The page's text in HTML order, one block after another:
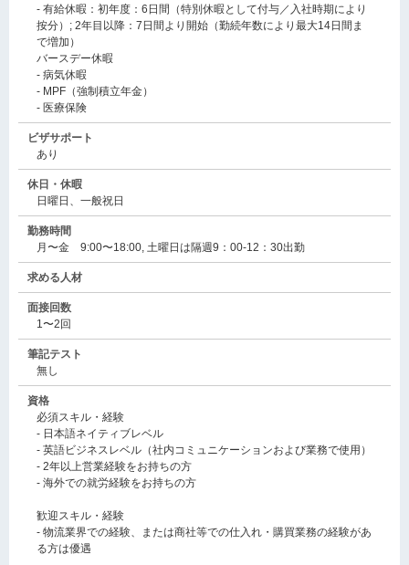
- 有給休暇：初年度：6日間（特別休暇として付与／入社時期により
按分）; 2年目以降：7日間より開始（勤続年数により最大14日間ま
で増加）
バースデー休暇
- 病気休暇
- MPF（強制積立年金）
- 医療保険
ビザサポート
あり
休日・休暇
日曜日、一般祝日
勤務時間
月〜金 9:00〜18:00, 土曜日は隔週9：00-12：30出勤
求める人材
面接回数
1〜2回
筆記テスト
無し
資格
必須スキル・経験
- 日本語ネイティブレベル
- 英語ビジネスレベル（社内コミュニケーションおよび業務で使用）
- 2年以上営業経験をお持ちの方
- 海外での就労経験をお持ちの方
歓迎スキル・経験
- 物流業界での経験、または商社等での仕入れ・購買業務の経験があ
る方は優遇